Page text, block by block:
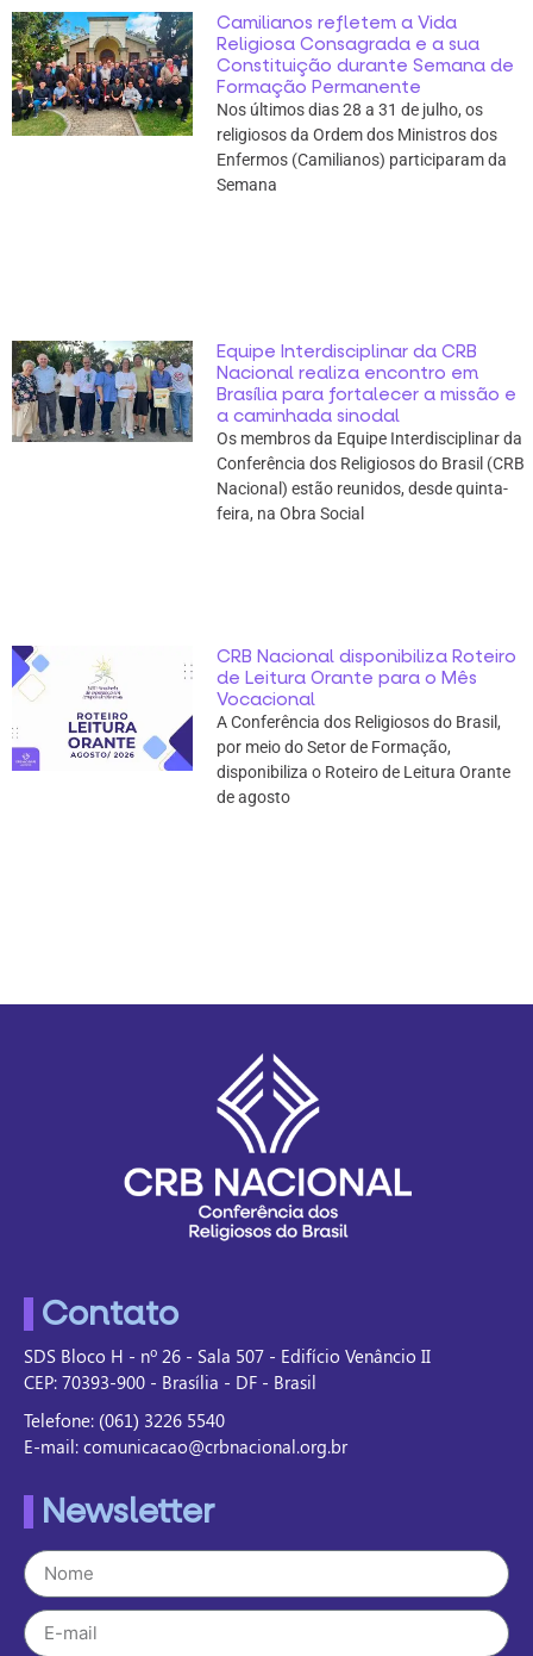
Camilianos refletem a Vida
Religiosa Consagrada e a sua
Constituição durante Semana de
Formação Permanente
Nos últimos dias 28 a 31 de julho, os
religiosos da Ordem dos Ministros dos
Enfermos (Camilianos) participaram da
Semana
Equipe Interdisciplinar da CRB
Nacional realiza encontro em
Brasília para fortalecer a missão e
a caminhada sinodal
Os membros da Equipe Interdisciplinar da
Conferência dos Religiosos do Brasil (CRB
Nacional) estão reunidos, desde quinta-
feira, na Obra Social
CRB Nacional disponibiliza Roteiro
de Leitura Orante para o Mês
Vocacional
A Conferência dos Religiosos do Brasil,
por meio do Setor de Formação,
disponibiliza o Roteiro de Leitura Orante
de agosto
Contato
SDS Bloco H - nº 26 - Sala 507 - Edifício Venâncio II
CEP: 70393-900 - Brasília - DF - Brasil
Telefone: (061) 3226 5540
E-mail: comunicacao@crbnacional.org.br
Newsletter